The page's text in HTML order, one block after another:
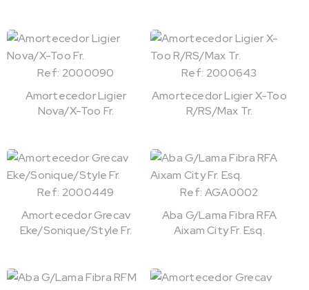
Ref: 2000090
Amortecedor Ligier
Nova/X-Too Fr.
Ref: 2000643
Amortecedor Ligier X-Too
R/RS/Max Tr.
Ref: 2000449
Amortecedor Grecav
Eke/Sonique/Style Fr.
Ref: AGA0002
Aba G/Lama Fibra RFA
Aixam City Fr. Esq.